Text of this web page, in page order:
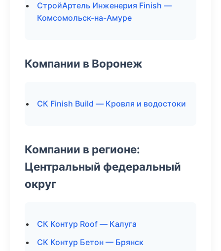
СтройАртель Инженерия Finish —
Комсомольск-на-Амуре
Компании в Воронеж
СК Finish Build — Кровля и водостоки
Компании в регионе:
Центральный федеральный
округ
СК Контур Roof — Калуга
СК Контур Бетон — Брянск